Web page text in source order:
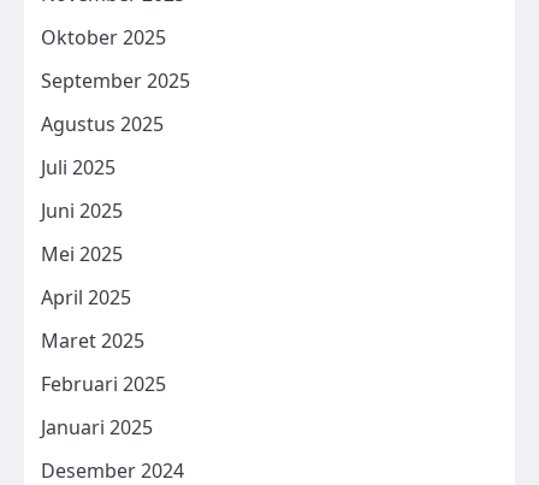
Oktober 2025
September 2025
Agustus 2025
Juli 2025
Juni 2025
Mei 2025
April 2025
Maret 2025
Februari 2025
Januari 2025
Desember 2024